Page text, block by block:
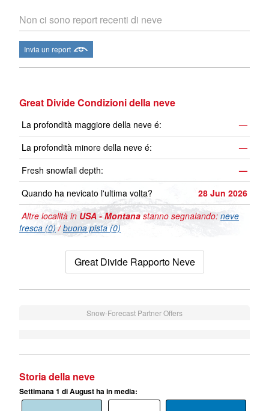
Non ci sono report recenti di neve
Invia un report
Great Divide Condizioni della neve
La profondità maggiore della neve é:
—
La profondità minore della neve é:
—
Fresh snowfall depth:
—
Quando ha nevicato l'ultima volta?
28 Jun 2026
Altre località in USA - Montana stanno segnalando: neve
fresca (0)/buona pista (0)
Great Divide Rapporto Neve
Snow-Forecast Partner Offers
Storia della neve
Settimana 1 di August ha in media: